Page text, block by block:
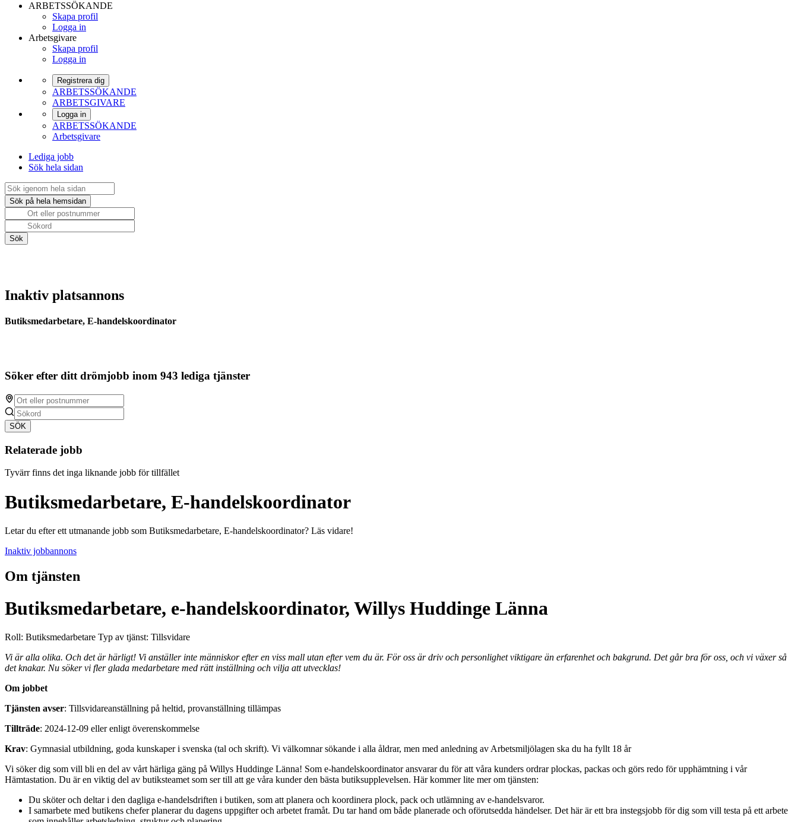
ARBETSSÖKANDE
Skapa profil
Logga in
Arbetsgivare
Skapa profil
Logga in
Registrera dig
ARBETSSÖKANDE
ARBETSGIVARE
Logga in
ARBETSSÖKANDE
Arbetsgivare
Lediga jobb
Sök hela sidan
Inaktiv platsannons
Butiksmedarbetare, E-handelskoordinator
Söker efter ditt drömjobb inom 943 lediga tjänster
SÖK
Relaterade jobb
Tyvärr finns det inga liknande jobb för tillfället
Butiksmedarbetare, E-handelskoordinator
Letar du efter ett utmanande jobb som Butiksmedarbetare, E-handelskoordinator? Läs vidare!
Inaktiv jobbannons
Om tjänsten
Butiksmedarbetare, e-handelskoordinator, Willys Huddinge Länna
Roll: Butiksmedarbetare Typ av tjänst: Tillsvidare
Vi är alla olika. Och det är härligt! Vi anställer inte människor efter en viss mall utan efter vem du är. För oss är driv och personlighet viktigare än erfarenhet och bakgrund. Det går bra för oss, och vi växer så
det knakar. Nu söker vi fler glada medarbetare med rätt inställning och vilja att utvecklas!
Om jobbet
Tjänsten avser: Tillsvidareanställning på heltid, provanställning tillämpas
Tillträde: 2024-12-09 eller enligt överenskommelse
Krav: Gymnasial utbildning, goda kunskaper i svenska (tal och skrift). Vi välkomnar sökande i alla åldrar, men med anledning av Arbetsmiljölagen ska du ha fyllt 18 år
Vi söker dig som vill bli en del av vårt härliga gäng på Willys Huddinge Länna! Som e-handelskoordinator ansvarar du för att våra kunders ordrar plockas, packas och görs redo för upphämtning i vår
Hämtastation. Du är en viktig del av butiksteamet som ser till att ge våra kunder den bästa butiksupplevelsen. Här kommer lite mer om tjänsten:
Du sköter och deltar i den dagliga e-handelsdriften i butiken, som att planera och koordinera plock, pack och utlämning av e-handelsvaror.
I samarbete med butikens chefer planerar du dagens uppgifter och arbetet framåt. Du tar hand om både planerade och oförutsedda händelser. Det här är ett bra instegsjobb för dig som vill testa på ett arbete